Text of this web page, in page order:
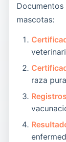
mascotas:
raza pura